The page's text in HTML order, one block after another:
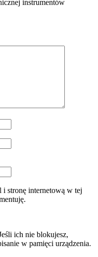
instrumentów
i stronę internetową w tej
ich nie blokujesz,
w pamięci urządzenia.